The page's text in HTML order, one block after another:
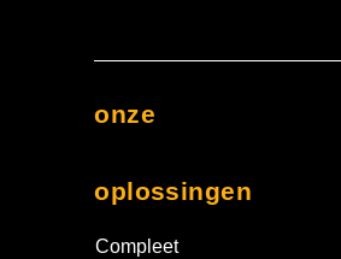
onze
oplossingen
Compleet